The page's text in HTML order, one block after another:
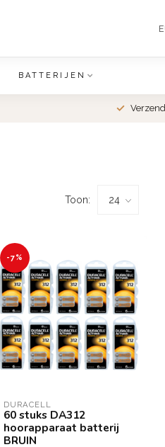
BATTERIJEN
Toon:
-7%
DURACELL
60 stuks DA312
hoorapparaat batterij
BRUIN